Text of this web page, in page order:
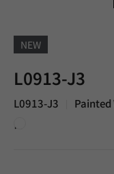
NEW
L0913-J3, Painted
L0913-J3
L0913-J3 Painted
白